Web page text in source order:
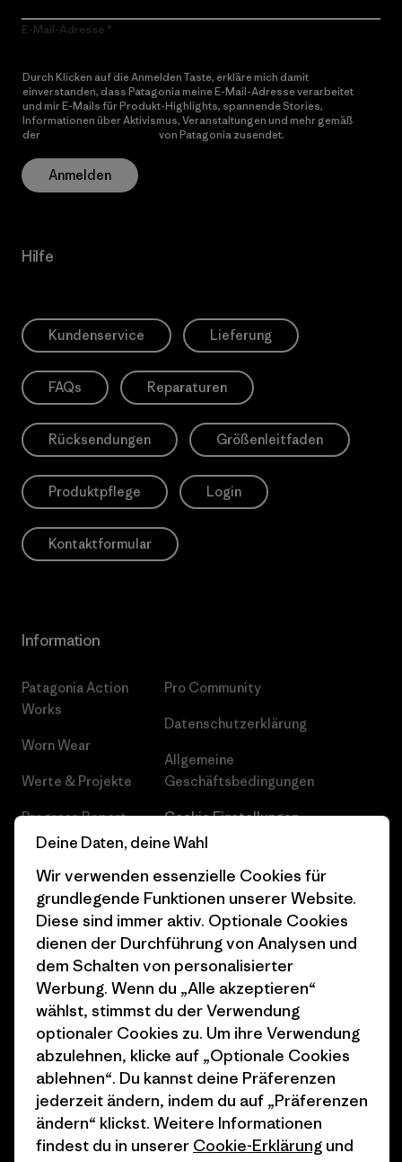
E-Mail-Adresse
Durch Klicken auf die Anmelden Taste, erkläre mich damit
einverstanden, dass Patagonia meine E-Mail-Adresse verarbeitet
und mir E-Mails für Produkt-Highlights, spannende Stories,
Informationen über Aktivismus, Veranstaltungen und mehr gemäß
der
von Patagonia zusendet.
Anmelden
Hilfe
Kundenservice Lieferung
FAQs Reparaturen
Rücksendungen Größenleitfaden
Produktpflege Login
Kontaktformular
Information
Patagonia Action
Works
Worn Wear
Werte & Projekte
Progress Report
Business Unusual
Klimaziele
1% For The Planet
Wie wir finanzieren
Geschenkgutscheine
Stores in deiner
Nähe
Pro Community
Datenschutzerklärung
Allgemeine
Geschäftsbedingungen
Cookie Einstellungen
Karriere
Pressekontakt
Industry program
Affiliate-Programm
Patagonia Deutschland
Seitenverzeichnis
Deine Daten, deine Wahl
Wir verwenden essenzielle Cookies für
grundlegende Funktionen unserer Website.
Diese sind immer aktiv. Optionale Cookies
dienen der Durchführung von Analysen und
dem Schalten von personalisierter
Werbung. Wenn du „Alle akzeptieren“
wählst, stimmst du der Verwendung
optionaler Cookies zu. Um ihre Verwendung
abzulehnen, klicke auf „Optionale Cookies
ablehnen“. Du kannst deine Präferenzen
jederzeit ändern, indem du auf „Präferenzen
ändern“ klickst. Weitere Informationen
findest du in unserer Cookie-Erklärung und